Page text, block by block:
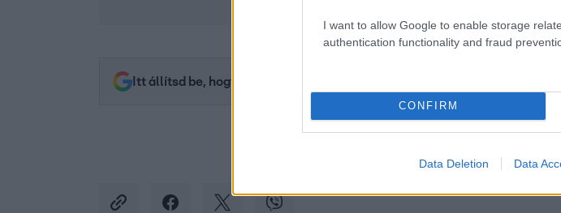
I want to allow Google to enable storage
authentication functionality and fraud
CONFIRM
Data Deletion Data
Itt állítsd be, hogy az RTL.hu az elsők között legyen a Google-találatokban!